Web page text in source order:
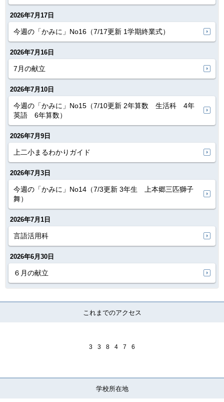
2026年7月17日
今週の「かみに」No16（7/17更新 1学期終業式）
2026年7月16日
7月の献立
2026年7月10日
今週の「かみに」No15（7/10更新 2年算数 生活科 4年
英語 6年算数）
2026年7月9日
上二小まるわかりガイド
2026年7月3日
今週の「かみに」No14（7/3更新 3年生 上本郷三匹獅子
舞）
2026年7月1日
言語活用科
2026年6月30日
６月の献立
これまでのアクセス
3 3 8 4 7 6
学校所在地